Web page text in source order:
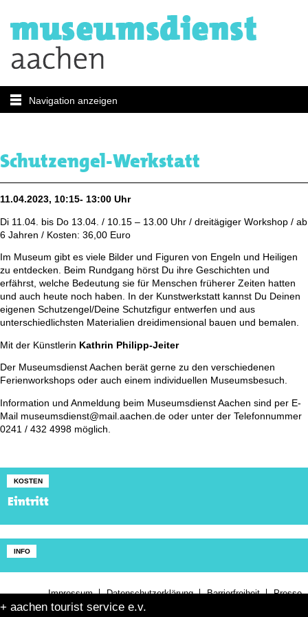
Navigation anzeigen
Schutzengel-Werkstatt
11.04.2023, 10:15- 13:00 Uhr
Di 11.04. bis Do 13.04. / 10.15 – 13.00 Uhr / dreitägiger Workshop / ab
6 Jahren / Kosten: 36,00 Euro
Im Museum gibt es viele Bilder und Figuren von Engeln und Heiligen
zu entdecken. Beim Rundgang hörst Du ihre Geschichten und
erfährst, welche Bedeutung sie für Menschen früherer Zeiten hatten
und auch heute noch haben. In der Kunstwerkstatt kannst Du Deinen
eigenen Schutzengel/Deine Schutzfigur entwerfen und aus
unterschiedlichsten Materialien dreidimensional bauen und bemalen.
Mit der Künstlerin Kathrin Philipp-Jeiter
Der Museumsdienst Aachen berät gerne zu den verschiedenen
Ferienworkshops oder auch einem individuellen Museumsbesuch.
Information und Anmeldung beim Museumsdienst Aachen sind per E-
Mail museumsdienst@mail.aachen.de oder unter der Telefonnummer
0241 / 432 4998 möglich.
KOSTEN
Eintritt
INFO
Impressum Datenschutzerklärung Barrierfreiheit Presse
+ aachen tourist service e.v.